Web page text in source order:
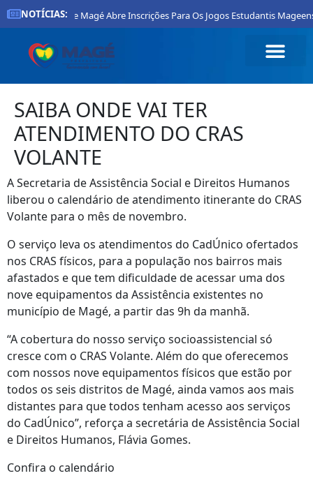
NOTÍCIAS:
Prefeitura De Magé Abre Inscrições Para Os Jogos Estudantis
SAIBA ONDE VAI TER
ATENDIMENTO DO CRAS
VOLANTE
A Secretaria de Assistência Social e Direitos Humanos
liberou o calendário de atendimento itinerante do CRAS
Volante para o mês de novembro.
O serviço leva os atendimentos do CadÚnico ofertados
nos CRAS físicos, para a população nos bairros mais
afastados e que tem dificuldade de acessar uma dos
nove equipamentos da Assistência existentes no
município de Magé, a partir das 9h da manhã.
“A cobertura do nosso serviço socioassistencial só
cresce com o CRAS Volante. Além do que oferecemos
com nossos nove equipamentos físicos que estão por
todos os seis distritos de Magé, ainda vamos aos mais
distantes para que todos tenham acesso aos serviços
do CadÚnico”, reforça a secretária de Assistência Social
e Direitos Humanos, Flávia Gomes.
Confira o calendário